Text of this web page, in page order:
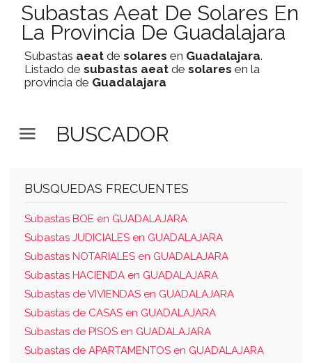
Subastas Aeat De Solares En
La Provincia De Guadalajara
Subastas aeat de solares en Guadalajara.
Listado de subastas aeat de solares en la
provincia de Guadalajara
BUSCADOR
BUSQUEDAS FRECUENTES
Subastas BOE en GUADALAJARA
Subastas JUDICIALES en GUADALAJARA
Subastas NOTARIALES en GUADALAJARA
Subastas HACIENDA en GUADALAJARA
Subastas de VIVIENDAS en GUADALAJARA
Subastas de CASAS en GUADALAJARA
Subastas de PISOS en GUADALAJARA
Subastas de APARTAMENTOS en GUADALAJARA